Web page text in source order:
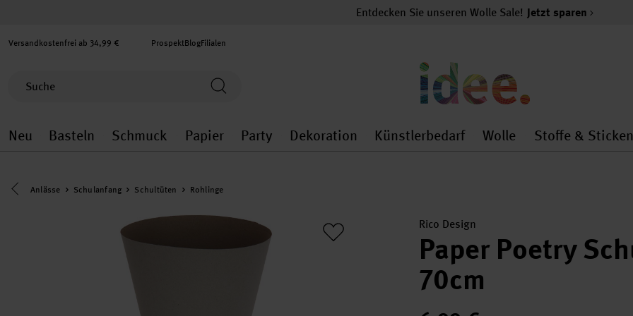
Entdecken Sie unseren Wolle Sale! Jetzt sparen
Versandkostenfrei ab 34,99 € ProspektBlogFilialen
Neu
Neu general.openMenu
Basteln
Basteln general.openMenu
Schmuck
Schmuck general.openMenu
Papier
Papier general.openMenu
Party
Party general.openMenu
Dekoration
Dekoration general.openMenu
Künstlerbedarf
Künstlerbedarf
Wolle
Wolle
Stoffe & Sticken
Eine Kategorie zurück navigieren
Anlässe Schulanfang Schultüten Rohlinge
Rico Design
Paper Poetry
70cm